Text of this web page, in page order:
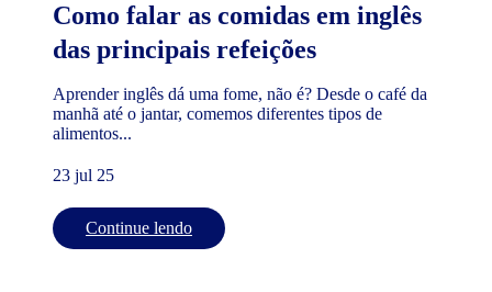
Como falar as comidas em inglês
das principais refeições
Aprender inglês dá uma fome, não é? Desde o café da
manhã até o jantar, comemos diferentes tipos de
alimentos...
23 jul 25
Continue lendo